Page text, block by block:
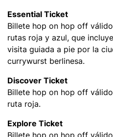
Essential Ticket
Billete hop on hop off
rutas roja y azul, que
visita guiada a pie por la
currywurst berlinesa.
Discover Ticket
Billete hop on hop off
ruta roja.
Explore Ticket
Billete hop on hop off